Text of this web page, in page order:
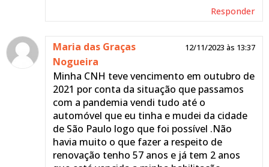
Responder
Maria das Graças
Nogueira
12/11/2023 às 13:37
Minha CNH teve vencimento em outubro de
2021 por conta da situação que passamos
com a pandemia vendi tudo até o
automóvel que eu tinha e mudei da cidade
de São Paulo logo que foi possível .Não
havia muito o que fazer a respeito de
renovação tenho 57 anos e já tem 2 anos